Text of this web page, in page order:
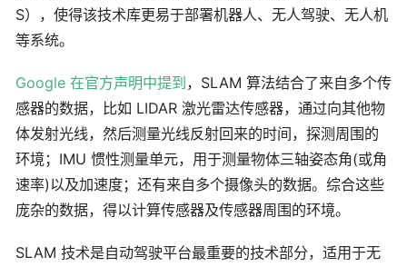
S），使得该技术库更易于部署机器人、无人驾驶、无人机
等系统。
Google 在官方声明中提到 ，SLAM 算法结合了来自多个传
感器的数据，比如 LIDAR 激光雷达传感器，通过向其他物
体发射光线，然后测量光线反射回来的时间，探测周围的
环境；IMU 惯性测量单元，用于测量物体三轴姿态角(或角
速率)以及加速度；还有来自多个摄像头的数据。综合这些
庞杂的数据，得以计算传感器及传感器周围的环境。
SLAM 技术是自动驾驶平台最重要的技术部分，适用于无